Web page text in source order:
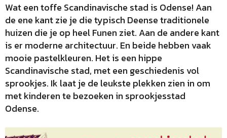
Wat een toffe Scandinavische stad is Odense! Aan
de ene kant zie je die typisch Deense traditionele
huizen die je op heel Funen ziet. Aan de andere kant
is er moderne architectuur. En beide hebben vaak
mooie pastelkleuren. Het is een hippe
Scandinavische stad, met een geschiedenis vol
sprookjes. Ik laat je de leukste plekken zien in om
met kinderen te bezoeken in sprookjesstad
Odense.